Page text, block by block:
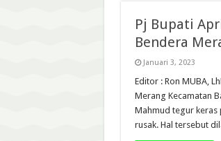
Pj Bupati
Bendera
Januari 3, 2023
Editor : Ron MUBA,
Merang Kecamatan
Mahmud tegur keras
rusak. Hal tersebut